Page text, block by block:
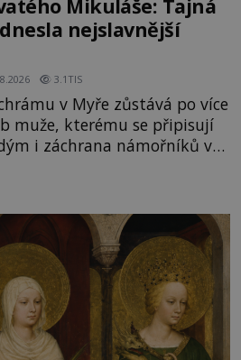
Mikuláše: Tajná
nejslavnější
3.1TIS
v Myře zůstává po více
muže, kterému se připisují
i záchrana námořníků v
rok 1087 a klidné místo
noční výpravy. Skupina
ostatky přes moře do Bari.
před nebezpečím, nebo